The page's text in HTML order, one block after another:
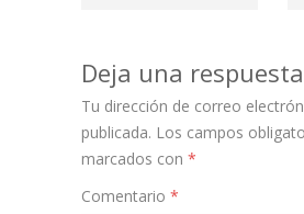
Deja una respuesta
Tu dirección de correo
publicada. Los campos
marcados con *
Comentario *